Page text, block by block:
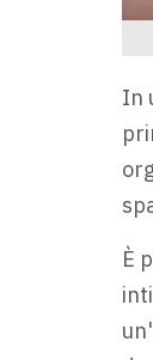
In
È
un'